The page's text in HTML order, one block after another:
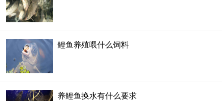
鲤鱼养殖喂什么饲料
养鲤鱼换水有什么要求